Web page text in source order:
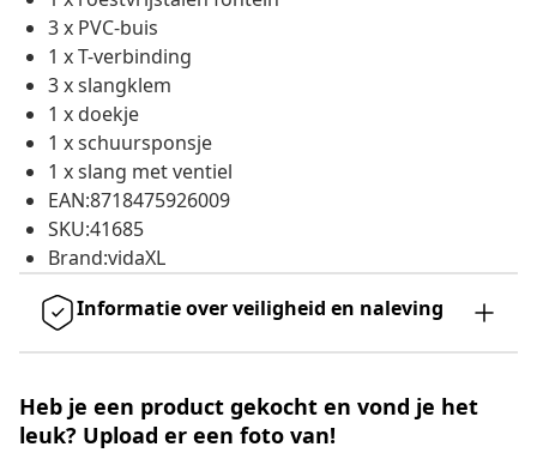
3 x PVC-buis
1 x T-verbinding
3 x slangklem
1 x doekje
1 x schuursponsje
1 x slang met ventiel
EAN:8718475926009
SKU:41685
Brand:vidaXL
Informatie over veiligheid en naleving
Heb je een product gekocht en vond je het
leuk? Upload er een foto van!